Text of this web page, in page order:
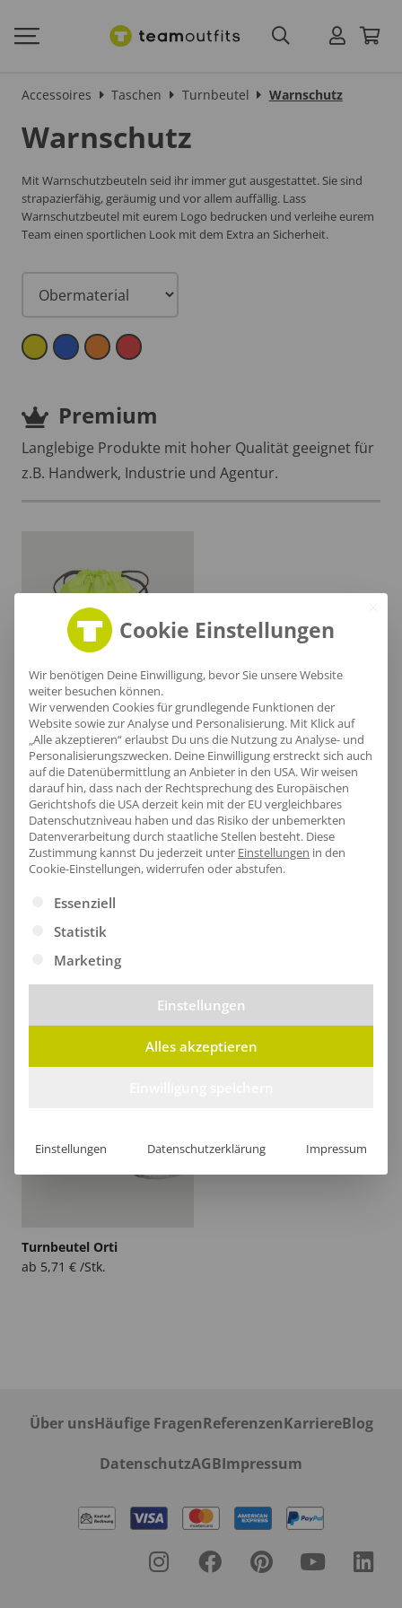
Accessoires Taschen Turnbeutel Warnschutz
Warnschutz
Mit Warnschutzbeuteln seid ihr immer gut ausgestattet. Sie sind
strapazierfähig, geräumig und vor allem auffällig. Lass
Warnschutzbeutel mit eurem Logo bedrucken und verleihe eurem
Team einen sportlichen Look mit dem Extra an Sicherheit.
Premium
Langlebige Produkte mit hoher Qualität geeignet für
z.B. Handwerk, Industrie und Agentur.
Turnbeutel Mawa
ab13,90€ /Stk.
Günstig
Preiswerte Produkte mit guter Qualität für z.B.
Events und Promotionaktionen.
Turnbeutel Orti
ab 5,71 € /Stk.
Über unsHäufige FragenReferenzenKarriereBlog
DatenschutzAGBImpressum
Cookie Einstellungen
Wir benötigen Deine Einwilligung, bevor Sie unsere Website
weiter besuchen können.
Wir verwenden Cookies für grundlegende Funktionen der
Website sowie zur Analyse und Personalisierung. Mit Klick auf
„Alle akzeptieren“ erlaubst Du uns die Nutzung zu Analyse- und
Personalisierungszwecken. Deine Einwilligung erstreckt sich auch
auf die Datenübermittlung an Anbieter in den USA. Wir weisen
darauf hin, dass nach der Rechtsprechung des Europäischen
Gerichtshofs die USA derzeit kein mit der EU vergleichbares
Datenschutzniveau haben und das Risiko der unbemerkten
Datenverarbeitung durch staatliche Stellen besteht. Diese
Zustimmung kannst Du jederzeit unter Einstellungen in den
Cookie-Einstellungen, widerrufen oder abstufen.
Es folgt eine Liste der Service-Gruppen, für die eine
Essenziell
Statistik
Marketing
Einstellungen
Alles akzeptieren
Einstellungen Datenschutzerklärung Impressum